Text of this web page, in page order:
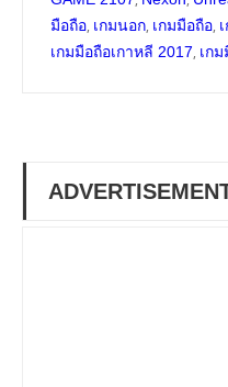
มือถือ, เกมนอก, เกมมือถือ,
เกมมือถือเกาหลี 2017, เก